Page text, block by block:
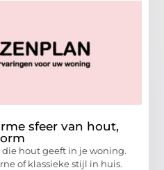
sfeer van hout,
hout geeft in je woning.
of klassieke stijl in huis.